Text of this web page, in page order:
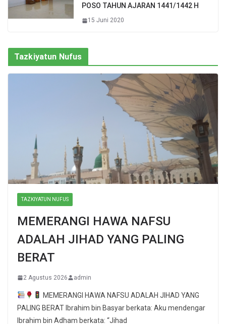
POSO TAHUN AJARAN 1441/1442 H
15 Juni 2020
Tazkiyatun Nufus
TAZKIYATUN NUFUS
MEMERANGI HAWA NAFSU
ADALAH JIHAD YANG PALING
BERAT
2 Agustus 2026 admin
MEMERANGI HAWA NAFSU ADALAH JIHAD YANG
PALING BERAT Ibrahim bin Basyar berkata: Aku mendengar
Ibrahim bin Adham berkata: “Jihad